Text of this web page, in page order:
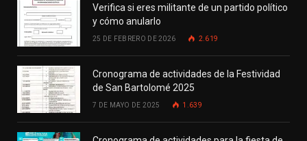
Verifica si eres militante de un partido político
y cómo anularlo
25 DE FEBRERO DE 2026 2.619
Cronograma de actividades de la Festividad
de San Bartolomé 2025
7 DE MAYO DE 2025 1.639